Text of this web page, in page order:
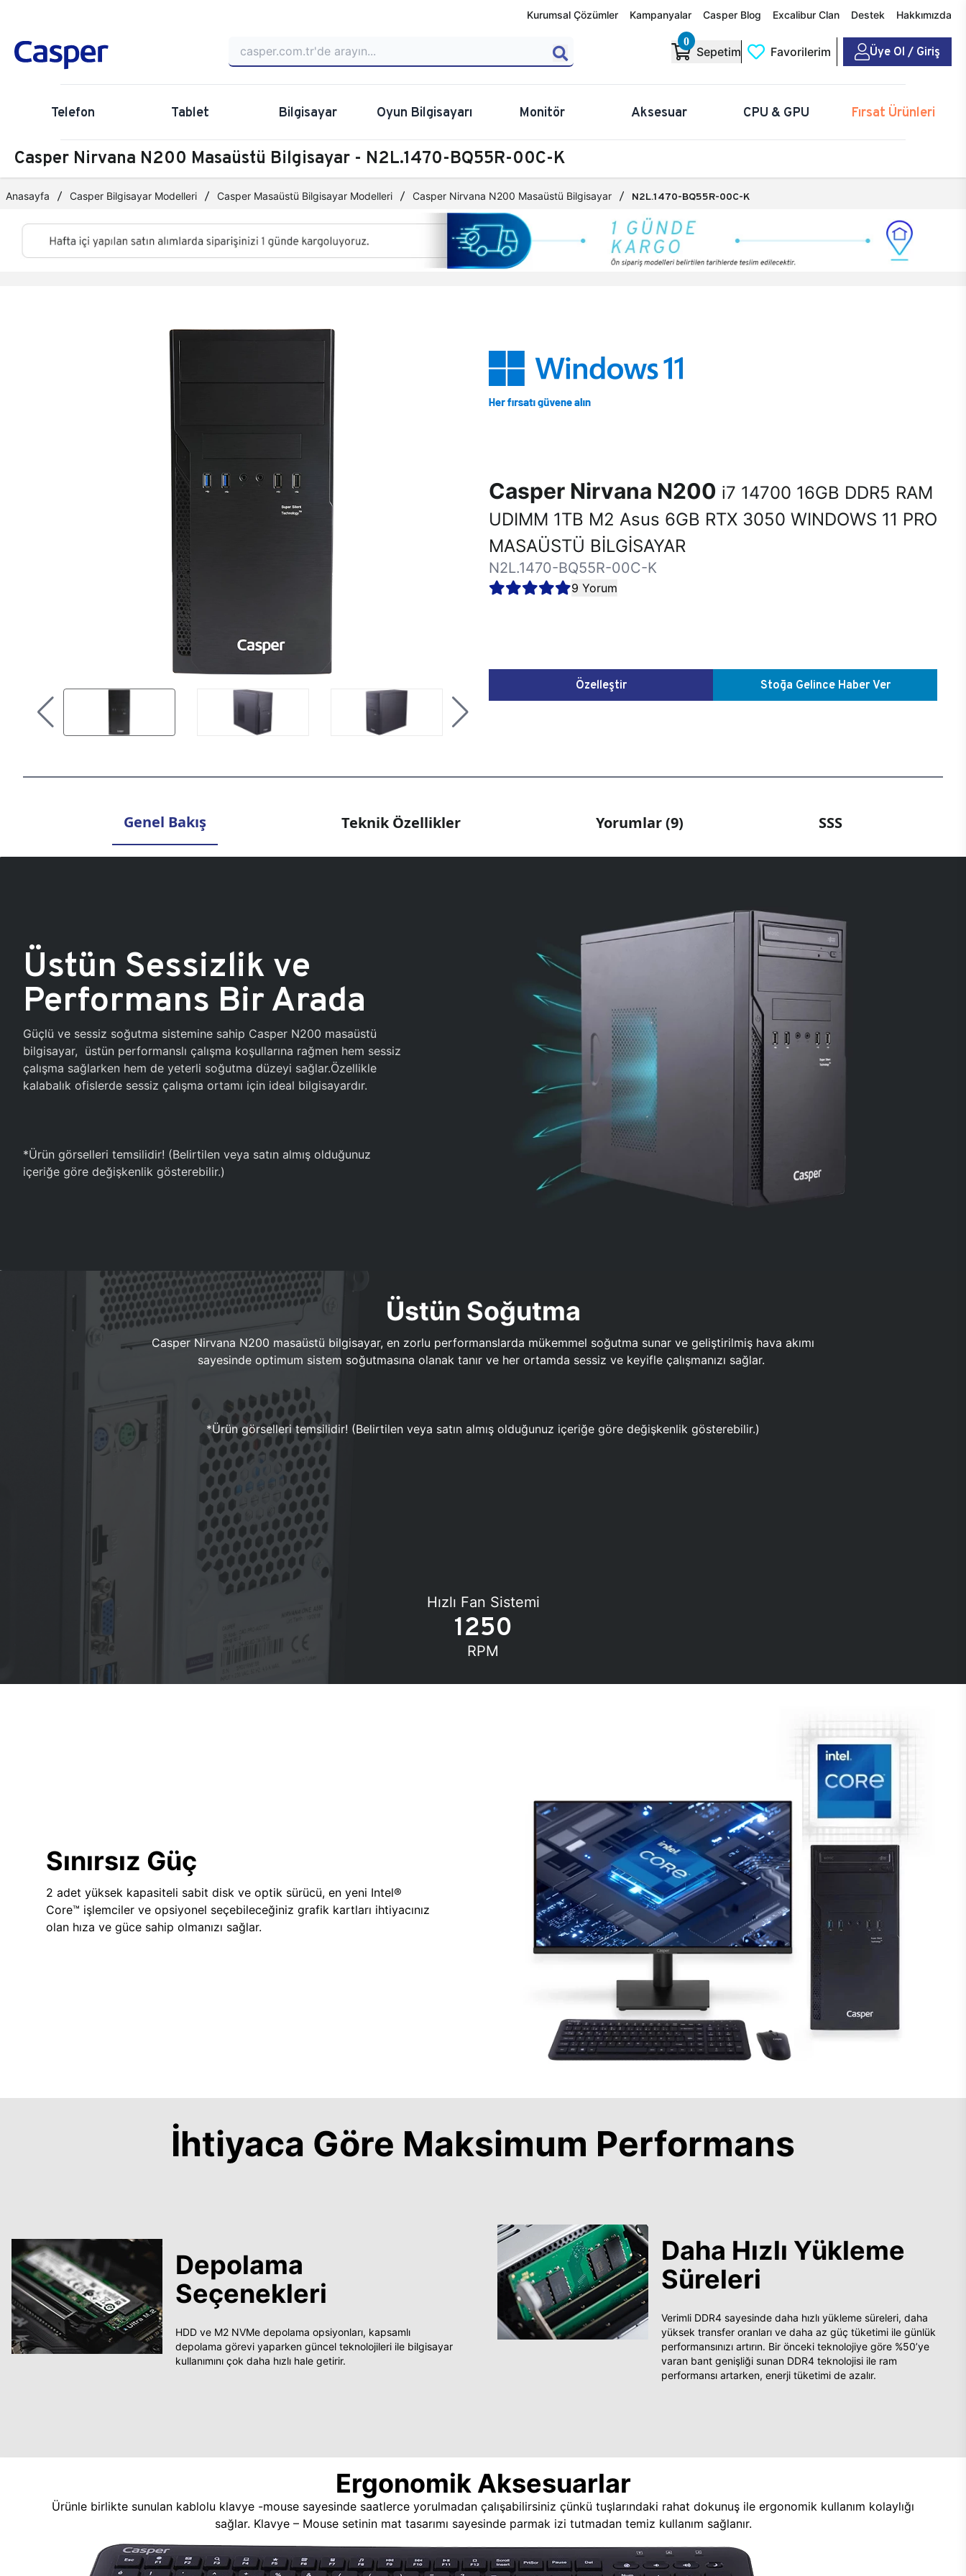
Kurumsal Çözümler Kampanyalar Casper Blog Excalibur Clan Destek Hakkımızda
0
Sepetim Favorilerim Üye Ol / Giriş
Telefon Tablet Bilgisayar Oyun Bilgisayarı Monitör Aksesuar CPU & GPU Fırsat Ürünleri
Casper Nirvana N200 Masaüstü Bilgisayar - N2L.1470-BQ55R-00C-K
Anasayfa Casper Bilgisayar Modelleri Casper Masaüstü Bilgisayar Modelleri Casper Nirvana N200 Masaüstü Bilgisayar N2L.1470-BQ55R-00C-K
Casper Nirvana N200 i7 14700 16GB DDR5 RAM
UDIMM 1TB M2 Asus 6GB RTX 3050 WINDOWS 11 PRO
MASAÜSTÜ BİLGİSAYAR
N2L.1470-BQ55R-00C-K
9 Yorum
Özelleştir Stoğa Gelince Haber Ver
Genel Bakış Teknik Özellikler Yorumlar (9) SSS
Üstün Sessizlik ve
Performans Bir Arada
Güçlü ve sessiz soğutma sistemine sahip Casper N200 masaüstü
bilgisayar, üstün performanslı çalışma koşullarına rağmen hem sessiz
çalışma sağlarken hem de yeterli soğutma düzeyi sağlar.Özellikle
kalabalık ofislerde sessiz çalışma ortamı için ideal bilgisayardır.
*Ürün görselleri temsilidir! (Belirtilen veya satın almış olduğunuz
içeriğe göre değişkenlik gösterebilir.)
Üstün Soğutma
Casper Nirvana N200 masaüstü bilgisayar, en zorlu performanslarda mükemmel soğutma sunar ve geliştirilmiş hava akımı
sayesinde optimum sistem soğutmasına olanak tanır ve her ortamda sessiz ve keyifle çalışmanızı sağlar.
*Ürün görselleri temsilidir! (Belirtilen veya satın almış olduğunuz içeriğe göre değişkenlik gösterebilir.)
Hızlı Fan Sistemi
1250
RPM
Sınırsız Güç
2 adet yüksek kapasiteli sabit disk ve optik sürücü, en yeni Intel®
Core™ işlemciler ve opsiyonel seçebileceğiniz grafik kartları ihtiyacınız
olan hıza ve güce sahip olmanızı sağlar.
İhtiyaca Göre Maksimum Performans
Depolama
Seçenekleri
HDD ve M2 NVMe depolama opsiyonları, kapsamlı
depolama görevi yaparken güncel teknolojileri ile bilgisayar
kullanımını çok daha hızlı hale getirir.
Daha Hızlı Yükleme
Süreleri
Verimli DDR4 sayesinde daha hızlı yükleme süreleri, daha
yüksek transfer oranları ve daha az güç tüketimi ile günlük
performansınızı artırın. Bir önceki teknolojiye göre %50’ye
varan bant genişliği sunan DDR4 teknolojisi ile ram
performansı artarken, enerji tüketimi de azalır.
Ergonomik Aksesuarlar
Ürünle birlikte sunulan kablolu klavye -mouse sayesinde saatlerce yorulmadan çalışabilirsiniz çünkü tuşlarındaki rahat dokunuş ile ergonomik kullanım kolaylığı
sağlar. Klavye – Mouse setinin mat tasarımı sayesinde parmak izi tutmadan temiz kullanım sağlanır.